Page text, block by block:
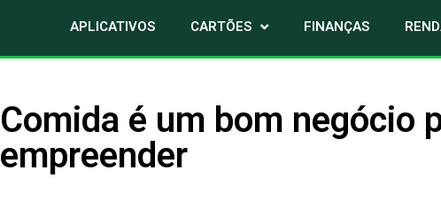
APLICATIVOS CARTÕES FINANÇAS
Comida é um bom negócio
empreender